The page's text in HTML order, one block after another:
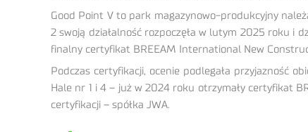
Good Point V to park magazynowo-produkcyjny
2 swoją działalność rozpoczęła w lutym 2025 roku i
finalny certyfikat BREEAM International New
Podczas certyfikacji, ocenie podlegała przyjazność
Hale nr 1 i 4 – już w 2024 roku otrzymały certyfikat
certyfikacji – spółka JWA.